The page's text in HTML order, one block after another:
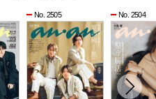
No. 2505 No. 2504